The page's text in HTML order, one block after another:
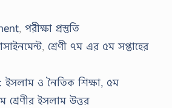
,পরীক্ষা প্রস্তুতি
, শ্রেণী ৭ম এর ৫ম সপ্তাহের
ইসলাম ও নৈতিক শিক্ষা, ৫ম
শ্রেণীর ইসলাম উত্তর